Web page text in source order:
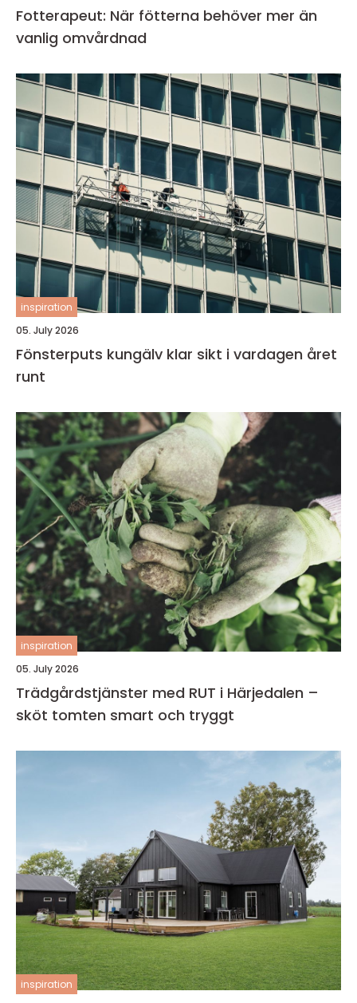
Fotterapeut: När fötterna behöver mer än
vanlig omvårdnad
inspiration
05. July 2026
Fönsterputs kungälv klar sikt i vardagen året
runt
inspiration
05. July 2026
Trädgårdstjänster med RUT i Härjedalen –
sköt tomten smart och tryggt
inspiration